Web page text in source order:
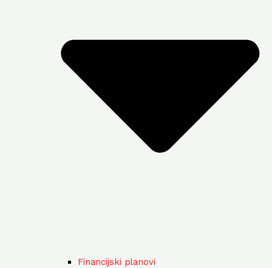
Financijski planovi